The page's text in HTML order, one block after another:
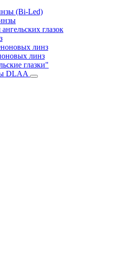
(Bi-Led)
глазок
линз
линз
глазки"
DLAA